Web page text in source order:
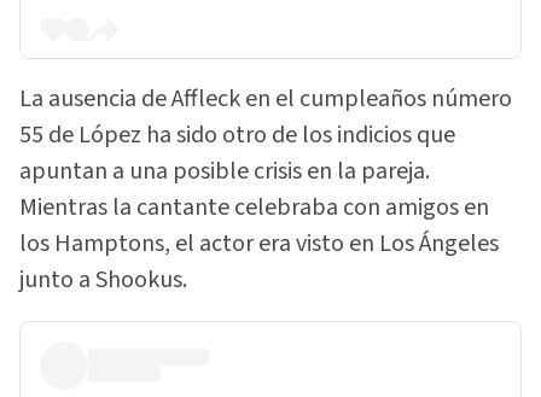
La ausencia de Affleck en el cumpleaños número
55 de López ha sido otro de los indicios que
apuntan a una posible crisis en la pareja.
Mientras la cantante celebraba con amigos en
los Hamptons, el actor era visto en Los Ángeles
junto a Shookus.